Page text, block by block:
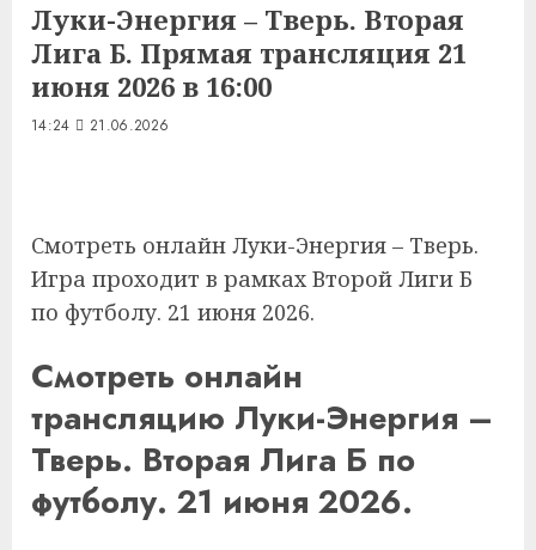
Луки-Энергия – Тверь. Вторая
Лига Б. Прямая трансляция 21
июня 2026 в 16:00
14:24 21.06.2026
Смотреть онлайн Луки-Энергия – Тверь.
Игра проходит в рамках Второй Лиги Б
по футболу. 21 июня 2026.
Смотреть онлайн
трансляцию Луки-Энергия –
Тверь. Вторая Лига Б по
футболу. 21 июня 2026.